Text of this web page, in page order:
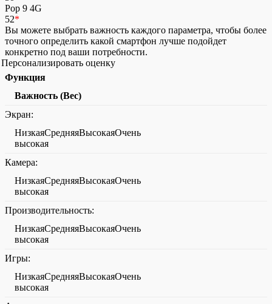
Pop 9 4G
52*
Вы можете выбрать важность каждого параметра, чтобы более
точного определить какой смартфон лучше подойдет
конкретно под ваши потребности.
Персонализировать оценку
Функция
Важность (Вес)
Экран:
НизкаяСредняяВысокаяОчень
высокая
Камера:
НизкаяСредняяВысокаяОчень
высокая
Производительность:
НизкаяСредняяВысокаяОчень
высокая
Игры:
НизкаяСредняяВысокаяОчень
высокая